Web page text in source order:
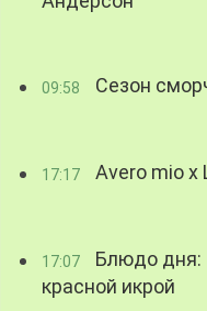
09:58 Сезон
17:17 Avero mio x
17:07
Блюдо дня:
красной икрой